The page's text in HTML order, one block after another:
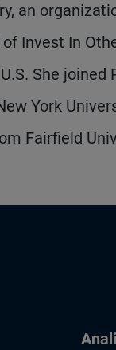
an
Invest In
She joined
York
Fairfield